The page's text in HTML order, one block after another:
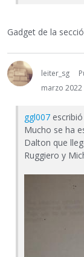
Gadget de la
leiter_sg
marzo 2022
ggl007 escribió
Mucho se ha
Dalton que
Ruggiero y